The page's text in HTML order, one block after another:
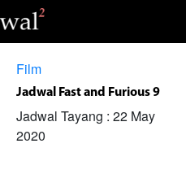
Film
Jadwal Fast and Furious 9
Jadwal Tayang : 22 May
2020